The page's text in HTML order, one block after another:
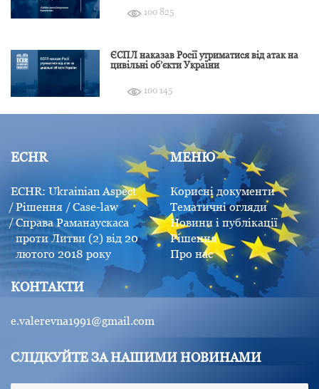
100 825
ЄСПЛ наказав Росії утриматися від атак на
цивільні об’єкти України
100 145
ECHR
ECHR: Ukrainian Aspect
Рішення
Case-law
Справа Раманаускаса
проти Литви (2) від 20
лютого 2018 року
МЕНЮ
Корисні документи
Тематичні огляди
Новини і публікації
Рішення
Про нас
КОНТАКТИ
e.valerevna1991@gmail.com
СЛІДКУЙТЕ ЗА НАШИМИ НОВИНАМИ